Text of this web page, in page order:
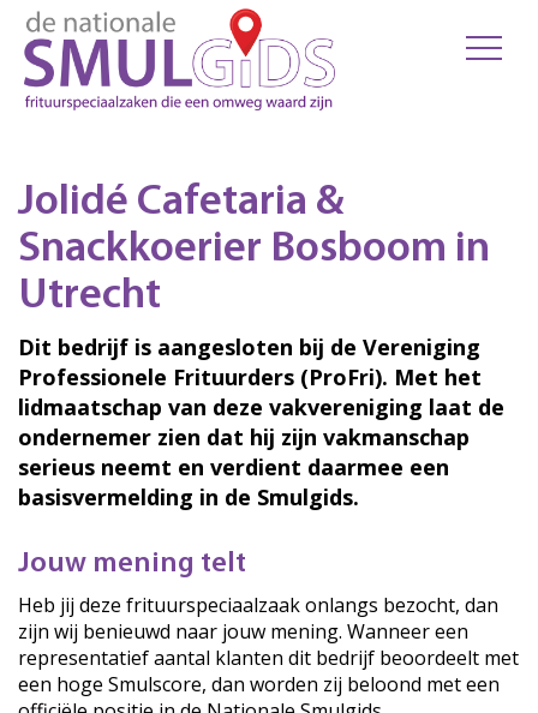
Jolidé Cafetaria &
Snackkoerier Bosboom in
Utrecht
Dit bedrijf is aangesloten bij de Vereniging
Professionele Frituurders (ProFri). Met het
lidmaatschap van deze vakvereniging laat de
ondernemer zien dat hij zijn vakmanschap
serieus neemt en verdient daarmee een
basisvermelding in de Smulgids.
Jouw mening telt
Heb jij deze frituurspeciaalzaak onlangs bezocht, dan
zijn wij benieuwd naar jouw mening. Wanneer een
representatief aantal klanten dit bedrijf beoordeelt met
een hoge Smulscore, dan worden zij beloond met een